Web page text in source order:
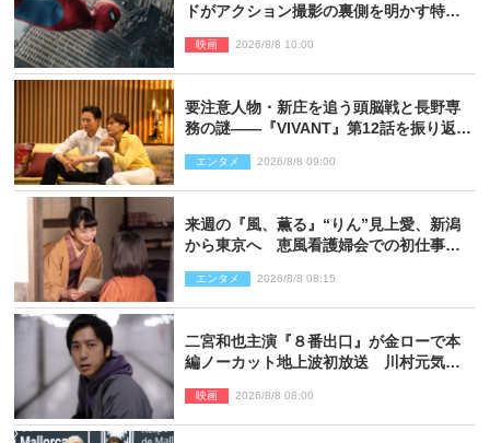
ドがアクション撮影の裏側を明かす特別
映画 2026/8/8 10:00
要注意人物・新庄を追う頭脳戦と長野専
務の謎――『VIVANT』第12話を振り返
エンタメ 2026/8/8 09:00
来週の『風、薫る』“りん”見上愛、新潟
から東京へ 恵風看護婦会での初仕事に
エンタメ 2026/8/8 08:15
二宮和也主演『８番出口』が金ローで本
編ノーカット地上波初放送 川村元気監
映画 2026/8/8 08:00